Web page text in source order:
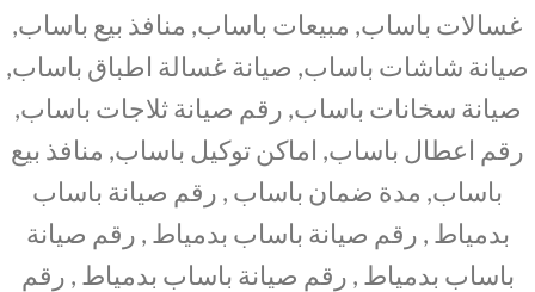
غسالات باساب, مبيعات باساب, منافذ بيع باساب,
صيانة شاشات باساب, صيانة غسالة اطباق باساب,
صيانة سخانات باساب, رقم صيانة ثلاجات باساب,
رقم اعطال باساب, اماكن توكيل باساب, منافذ بيع
باساب, مدة ضمان باساب , رقم صيانة باساب
بدمياط , رقم صيانة باساب بدمياط , رقم صيانة
باساب بدمياط , رقم صيانة باساب بدمياط , رقم